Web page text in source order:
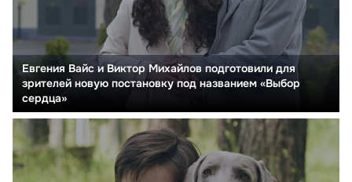
Евгения Вайс и Виктор Михайлов подготовили для
зрителей новую постановку под названием «Выбор
сердца»